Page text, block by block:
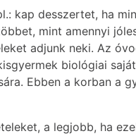
kap desszertet, ha
mint amennyi
adjunk neki. Az
biológiai
Ebben a korban a
a legjobb, ha